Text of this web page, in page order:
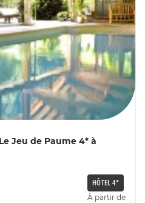
Jeu de Paume 4* à
HÔTEL 4*
À partir de